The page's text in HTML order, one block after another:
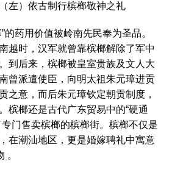
左）依古制行槟榔敬神之礼
的药用价值被岭南先民奉为圣品。
越时，汉军就曾靠槟榔解除了军中
到后来，槟榔被皇室贵族及文人大
曾派遣使臣，向明太祖朱元璋进贡
之意，而后朱元璋钦定朝贡制度，
槟榔还是古代广东贸易中的“硬通
门售卖槟榔的槟榔街。槟榔不仅是
在潮汕地区，更是婚嫁聘礼中寓意
。